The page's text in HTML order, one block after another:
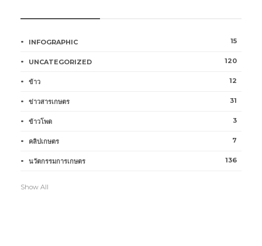
INFOGRAPHIC 15
UNCATEGORIZED 120
ข้าว 12
ข่าวสารเกษตร 31
ข้าวโพด 3
คลิปเกษตร 7
นวัตกรรมการเกษตร 136
Show All